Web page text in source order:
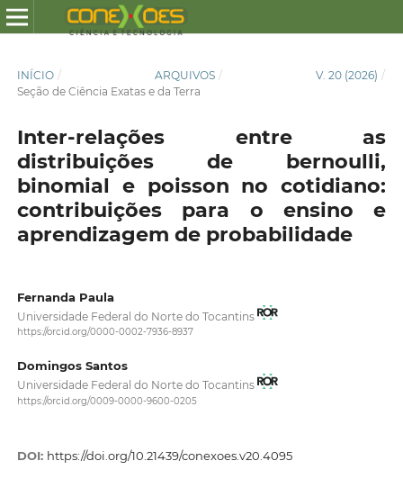
INÍCIO / ARQUIVOS / V. 20 (2026) /
Seção de Ciência Exatas e da Terra
Inter-relações entre as
distribuições de bernoulli,
binomial e poisson no cotidiano:
contribuições para o ensino e
aprendizagem de probabilidade
Fernanda Paula
Universidade Federal do Norte do Tocantins
https://orcid.org/0000-0002-7936-8937
Domingos Santos
Universidade Federal do Norte do Tocantins
https://orcid.org/0009-0000-9600-0205
DOI: https://doi.org/10.21439/conexoes.v20.4095